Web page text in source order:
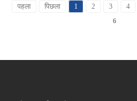
पहला पिछला 1 2 3 4
6